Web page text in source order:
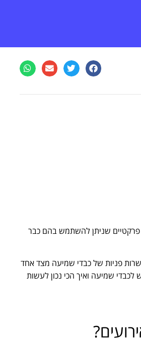
פרקטיים שניתן להשתמש בהם כבר
פניות של כבדי שמיעה מצד אחד
לכבדי שמיעה ואיך הכי נכון לעשות